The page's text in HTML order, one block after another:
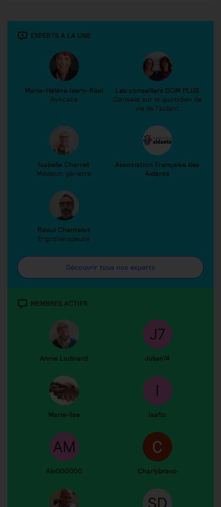
EXPERTS A LA UNE
Marie-Hélène Isern-Réal
Avocate
Les conseillers DOM PLUS
Conseils sur le quotidien de
vie de l'aidant
Isabelle Charret
Médecin gériatre
Association Française des
Aidants
Raoul Chantelot
Ergothérapeute
Découvrir tous nos experts
MEMBRES ACTIFS
Annie Ludinard Julien74
Marie-lise Isaflo
Aln000000 Charlybravo